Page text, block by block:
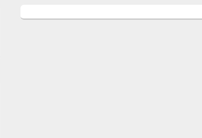
Sidebar